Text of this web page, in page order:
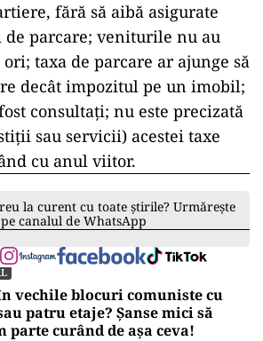
fără să aibă asigurate
parcare; veniturile nu au
ori; taxa de parcare ar ajunge să
decât impozitul pe un imobil;
consultați; nu este precizată
sau servicii) acestei taxe
cu anul viitor.
la curent cu toate știrile? Urmărește
canalul de WhatsApp
vechile blocuri comuniste cu
patru etaje? Șanse mici să
parte curând de așa ceva!